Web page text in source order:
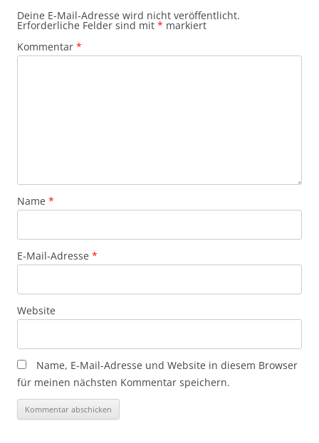
Deine E-Mail-Adresse wird nicht veröffentlicht.
Erforderliche Felder sind mit * markiert
Kommentar *
Name *
E-Mail-Adresse *
Website
Name, E-Mail-Adresse und Website in diesem Browser
für meinen nächsten Kommentar speichern.